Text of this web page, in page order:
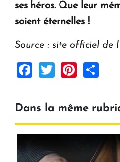
ses héros. Que leur
soient éternelles !
Source : site officiel de
Facebook
Twitter
Dans la même